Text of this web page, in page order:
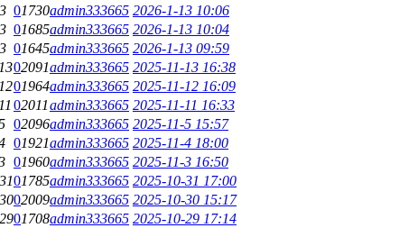
01730admin333665 2026-1-13 10:06
01685admin333665 2026-1-13 10:04
01645admin333665 2026-1-13 09:59
02091admin333665 2025-11-13 16:38
01964admin333665 2025-11-12 16:09
02011admin333665 2025-11-11 16:33
02096admin333665 2025-11-5 15:57
01921admin333665 2025-11-4 18:00
01960admin333665 2025-11-3 16:50
01785admin333665 2025-10-31 17:00
02009admin333665 2025-10-30 15:17
01708admin333665 2025-10-29 17:14